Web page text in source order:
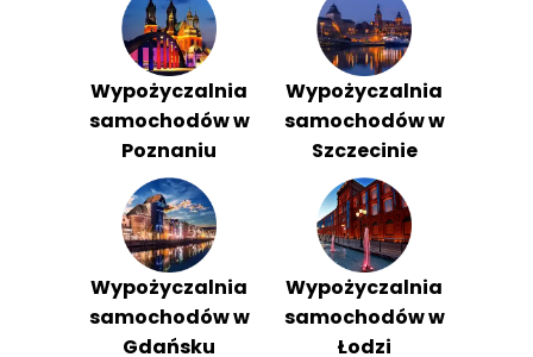
Wypożyczalnia
samochodów w
Poznaniu
Wypożyczalnia
samochodów w
Szczecinie
Wypożyczalnia
samochodów w
Gdańsku
Wypożyczalnia
samochodów w
Łodzi